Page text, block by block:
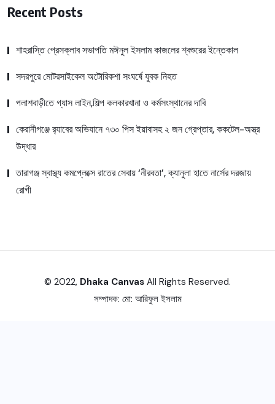
Recent Posts
শাহরাস্তি প্রেসক্লাব সভাপতি মঈনুল ইসলাম কাজলের শ্বশুরের ইন্তেকাল
সদরপুরে মোটরসাইকেল অটোরিকশা সংঘর্ষে যুবক নিহত
পলাশবাড়ীতে গ্যাস লাইন,শিল্প কলকারখানা ও কর্মসংস্থানের দাবি
কেরানীগঞ্জে র‍্যাবের অভিযানে ৭৩০ পিস ইয়াবাসহ ২ জন গ্রেপ্তার, ককটেল-অস্ত্র
উদ্ধার
তারাগঞ্জ স্বাস্থ্য কমপ্লেক্সে রাতের সেবায় ‘নীরবতা’, ক্যানুলা হাতে নার্সের দরজায়
রোগী
© 2022, Dhaka Canvas All Rights Reserved.
সম্পাদক: মো: আরিফুল ইসলাম